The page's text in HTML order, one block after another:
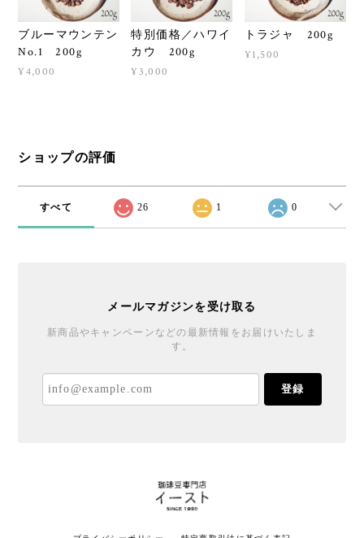
ブルーマウンテン
No.1 200g
¥4,000
特別価格／ハワイ
カウ 200g
¥3,000
トラジャ 200g
¥1,500
ショップの評価
すべて 26 1 0
メールマガジンを受け取る
新商品やキャンペーンなどの最新情報をお届けいたしま
す。
登録